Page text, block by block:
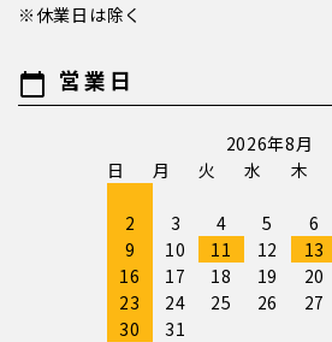
※休業日は除く
calendar_today 営業日
2026年8月
日
月 火 水 木
2
3 4 5 6
9
10 11 12 13
16
17 18 19 20
23
24 25 26 27
30
31